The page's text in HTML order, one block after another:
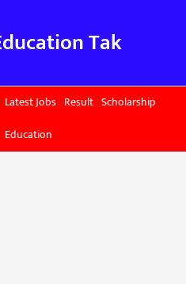
Tak
Latest Jobs Result Scholarship
Education